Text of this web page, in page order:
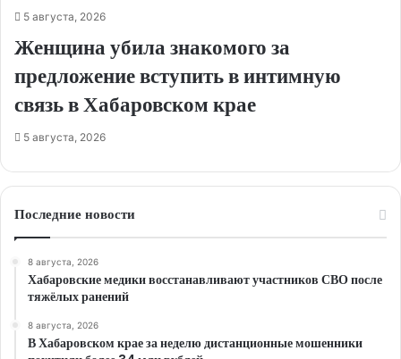
5 августа, 2026
Женщина убила знакомого за
предложение вступить в интимную
связь в Хабаровском крае
5 августа, 2026
Последние новости
8 августа, 2026
Хабаровские медики восстанавливают участников СВО после
тяжёлых ранений
8 августа, 2026
В Хабаровском крае за неделю дистанционные мошенники